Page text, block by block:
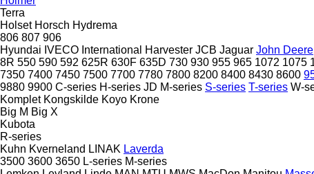
Terra
Holset Horsch Hydrema
806 807 906
Hyundai IVECO International Harvester JCB Jaguar John Deere
8R 550 590 592 625R 630F 635D 730 930 955 965 1072 1075
7350 7400 7450 7500 7700 7780 7800 8200 8400 8430 8600
9880 9900 C-series H-series JD M-series S-series T-series W-
Komplet Kongskilde Koyo Krone
Big M Big X
Kubota
R-series
Kuhn Kverneland LINAK Laverda
3500 3600 3650 L-series M-series